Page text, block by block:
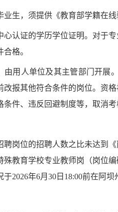
业生，须提供《教育部学籍在线
认证的学历学位证明。对于
格。
由用人单位及其主管部门开展
报其他符合条件的岗位。资格
件、违反回避制度等，取消
岗位的招聘人数之比未达到
殊教育学校专业教师岗（岗位编
于2026年6月 30 日 18:00前在 阿坝